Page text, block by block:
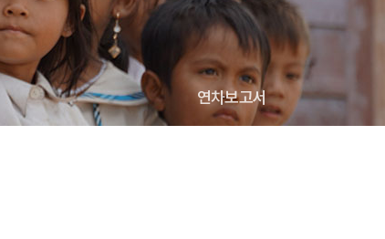
연차보고서